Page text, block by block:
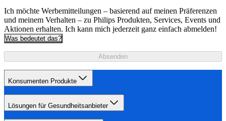
Ich möchte Werbemitteilungen – basierend auf meinen Präferenzen
und meinem Verhalten – zu Philips Produkten, Services, Events und
Aktionen erhalten. Ich kann mich jederzeit ganz einfach abmelden!
Was bedeutet das?
Absenden
Konsumenten Produkte
Lösungen für Gesundheitsanbieter